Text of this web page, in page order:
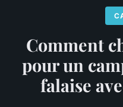
Comment
pour un
falaise